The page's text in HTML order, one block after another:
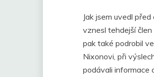
Jak jsem uvedl
vznesl tehdejší člen
pak také podrobil
Nixonovi, při
podávali informace